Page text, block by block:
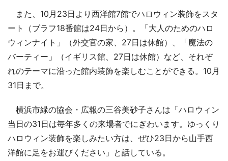
また、10月23日より西洋館7館でハロウィン装飾をスタ
ート（ブラフ18番館は24日から）。「大人のためのハロ
ウィンナイト」（外交官の家、27日は休館）、「魔法の
バーティー」（イギリス館、27日は休館）など、それぞ
れのテーマに沿った館内装飾を楽しむことができる。10月
31日まで。
横浜市緑の協会・広報の三谷美砂子さんは「ハロウィン
当日の31日は毎年多くの来場者でにぎわいます。ゆっくり
ハロウィン装飾を楽しみたい方は、ぜひ23日から山手西
洋館に足をお運びください」と話している。